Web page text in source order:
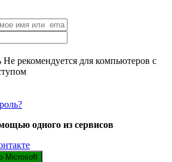
Не рекомендуется для компьютеров с
одного из сервисов
Microsoft